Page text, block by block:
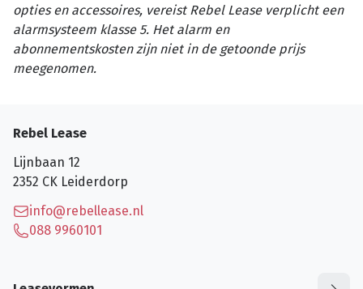
opties en accessoires, vereist Rebel Lease verplicht een
alarmsysteem klasse 5. Het alarm en
abonnementskosten zijn niet in de getoonde prijs
meegenomen.
Rebel Lease
Lijnbaan 12
2352 CK Leiderdorp
info@rebellease.nl
088 9960101